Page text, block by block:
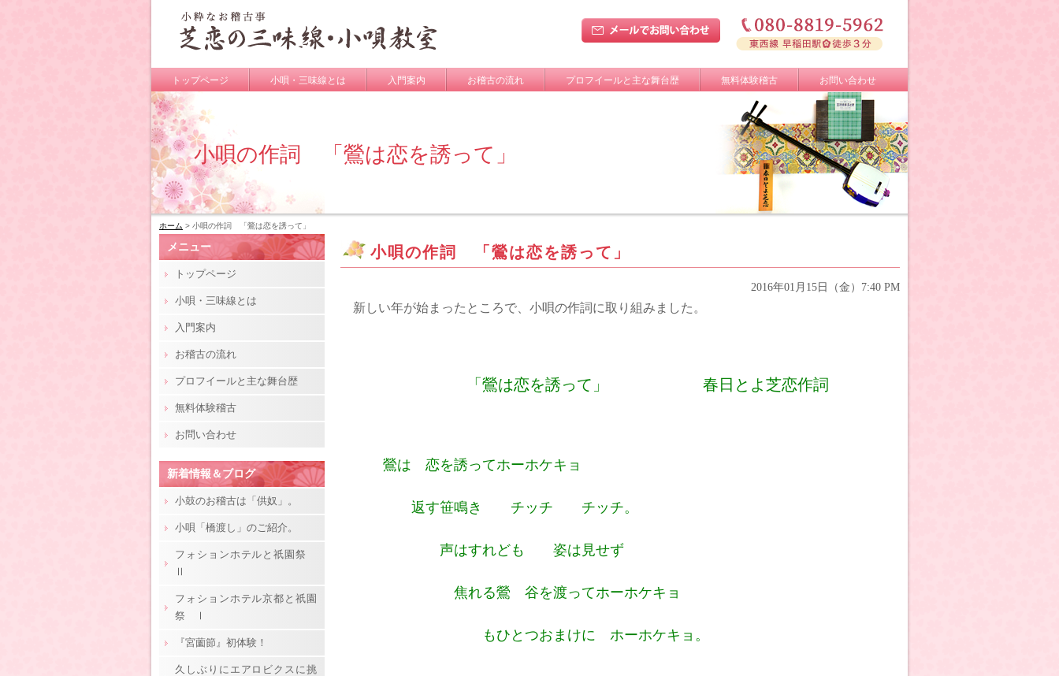
トップページ 小唄・三味線とは 入門案内 お稽古の流れ プロフイールと主な舞台歴 無料体験稽古 お問い合わせ
小唄の作詞 「鶯は恋を誘って」
ホーム > 小唄の作詞 「鶯は恋を誘って」
小唄の作詞 「鶯は恋を誘って」
2016年01月15日（金）7:40 PM
新しい年が始まったところで、小唄の作詞に取り組みました。
「鶯は恋を誘って」 春日とよ芝恋作詞
鶯は 恋を誘ってホーホケキョ
返す笹鳴き チッチ チッチ。
声はすれども 姿は見せず
焦れる鶯 谷を渡ってホーホケキョ
もひとつおまけに ホーホケキョ。
メニュー
トップページ
小唄・三味線とは
入門案内
お稽古の流れ
プロフイールと主な舞台歴
無料体験稽古
お問い合わせ
新着情報＆ブログ
小鼓のお稽古は「供奴」。
小唄「橋渡し」のご紹介。
フォションホテルと祇園祭
Ⅱ
フォションホテル京都と祇園
祭 Ⅰ
『宮薗節』初体験！
久しぶりにエアロビクスに挑